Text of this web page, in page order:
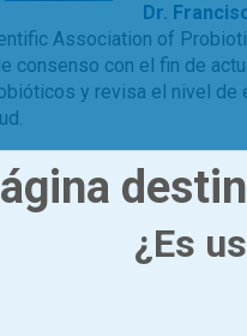
Dr.
Association of
consenso con el fin de
y revisa el nivel de
de consenso ,estudios
inmune
¿Es